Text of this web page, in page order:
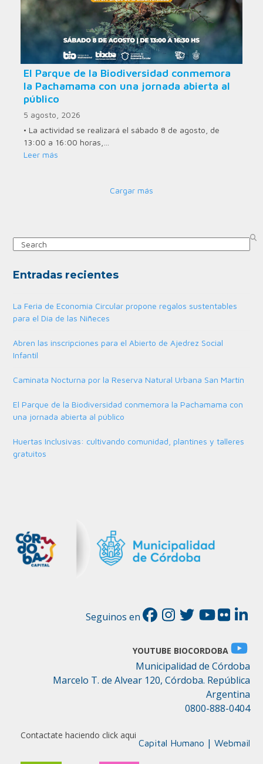
El Parque de la Biodiversidad conmemora
la Pachamama con una jornada abierta al
público
5 agosto, 2026
• La actividad se realizará el sábado 8 de agosto, de
13:00 a 16:00 horas,…
Leer más
Cargar más
Search
Entradas recientes
La Feria de Economía Circular propone regalos sustentables
para el Día de las Niñeces
Abren las inscripciones para el Abierto de Ajedrez Social
Infantil
Caminata Nocturna por la Reserva Natural Urbana San Martín
El Parque de la Biodiversidad conmemora la Pachamama con
una jornada abierta al público
Huertas Inclusivas: cultivando comunidad, plantines y talleres
gratuitos
Contactate haciendo click aqui
Seguinos en
YOUTUBE BIOCORDOBA
Municipalidad de Córdoba
Marcelo T. de Alvear 120, Córdoba. República
Argentina
0800-888-0404
Capital Humano | Webmail